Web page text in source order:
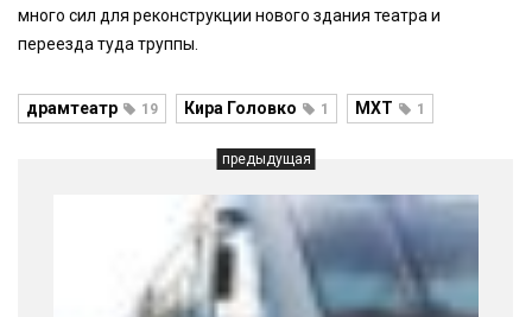
много сил для реконструкции нового здания театра и
переезда туда труппы.
драмтеатр 19 Кира Головко 1 МХТ 1
предыдущая